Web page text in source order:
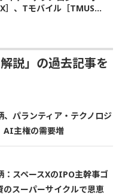
］、Tモバイル［TMUS...
説」の過去記事を
、パランティア・テクノロジ
AI主権の需要増
：スペースXのIPO主幹事ゴ
スーパーサイクルで恩恵